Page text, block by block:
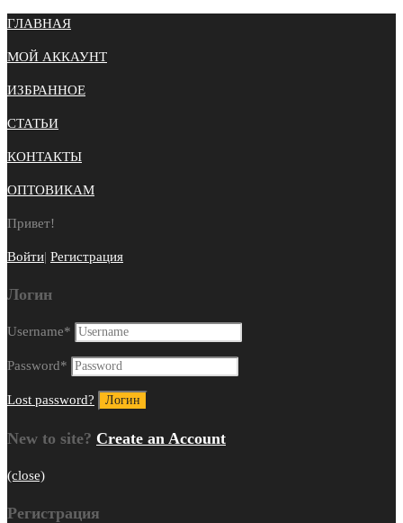
ГЛАВНАЯ
МОЙ АККАУНТ
ИЗБРАННОЕ
СТАТЬИ
КОНТАКТЫ
ОПТОВИКАМ
Привет!
Войти| Регистрация
Логин
Username*
Password*
Lost password?
New to site? Create an Account
(close)
Регистрация